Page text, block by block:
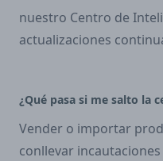
nuestro Centro de
actualizaciones
¿Qué pasa si me salto la
Vender o importar
conllevar